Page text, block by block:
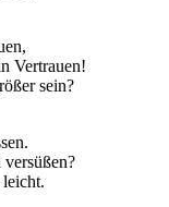
Vertrauen!
sein?